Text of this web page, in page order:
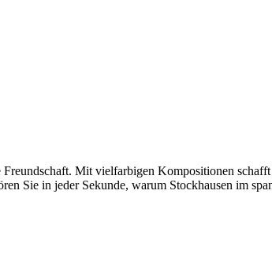
Mit vielfarbigen Kompositionen
Sie in jeder Sekunde, warum Stockhausen im